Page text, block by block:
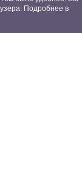
Подробнее в